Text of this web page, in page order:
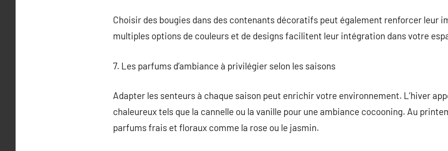
Choisir des bougies dans des contenants décoratifs peut également renforcer leur
multiples options de couleurs et de designs facilitent leur intégration dans votre
7. Les parfums d’ambiance à privilégier selon les saisons
Adapter les senteurs à chaque saison peut enrichir votre environnement. L’hiver
chaleureux tels que la cannelle ou la vanille pour une ambiance cocooning. Au
parfums frais et floraux comme la rose ou le jasmin.